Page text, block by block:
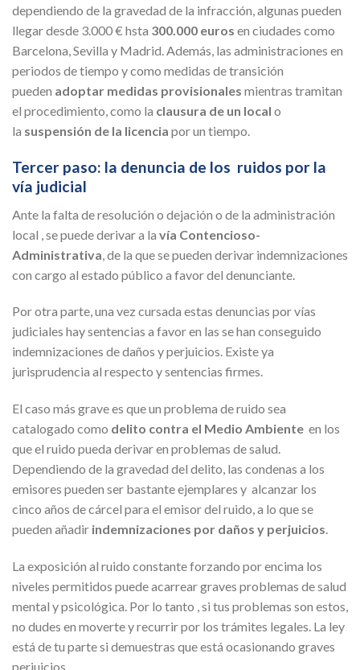
dependiendo de la gravedad de la infracción, algunas pueden
llegar desde 3.000 € hsta 300.000 euros en ciudades como
Barcelona, Sevilla y Madrid. Además, las administraciones en
periodos de tiempo y como medidas de transición
pueden adoptar medidas provisionales mientras tramitan
el procedimiento, como la clausura de un local o
la suspensión de la licencia por un tiempo.
Tercer paso: la denuncia de los ruidos por la
vía judicial
Ante la falta de resolución o dejación o de la administración
local , se puede derivar a la vía Contencioso-
Administrativa , de la que se pueden derivar indemnizaciones
con cargo al estado público a favor del denunciante.
Por otra parte, una vez cursada estas denuncias por vías
judiciales hay sentencias a favor en las se han conseguido
indemnizaciones de daños y perjuicios. Existe ya
jurisprudencia al respecto y sentencias firmes.
El caso más grave es que un problema de ruido sea
catalogado como delito contra el Medio Ambiente en los
que el ruido pueda derivar en problemas de salud.
Dependiendo de la gravedad del delito, las condenas a los
emisores pueden ser bastante ejemplares y alcanzar los
cinco años de cárcel para el emisor del ruido, a lo que se
pueden añadir indemnizaciones por daños y perjuicios.
La exposición al ruido constante forzando por encima los
niveles permitidos puede acarrear graves problemas de salud
mental y psicológica. Por lo tanto , si tus problemas son estos,
no dudes en moverte y recurrir por los trámites legales. La ley
está de tu parte si demuestras que está ocasionando graves
perjuicios.